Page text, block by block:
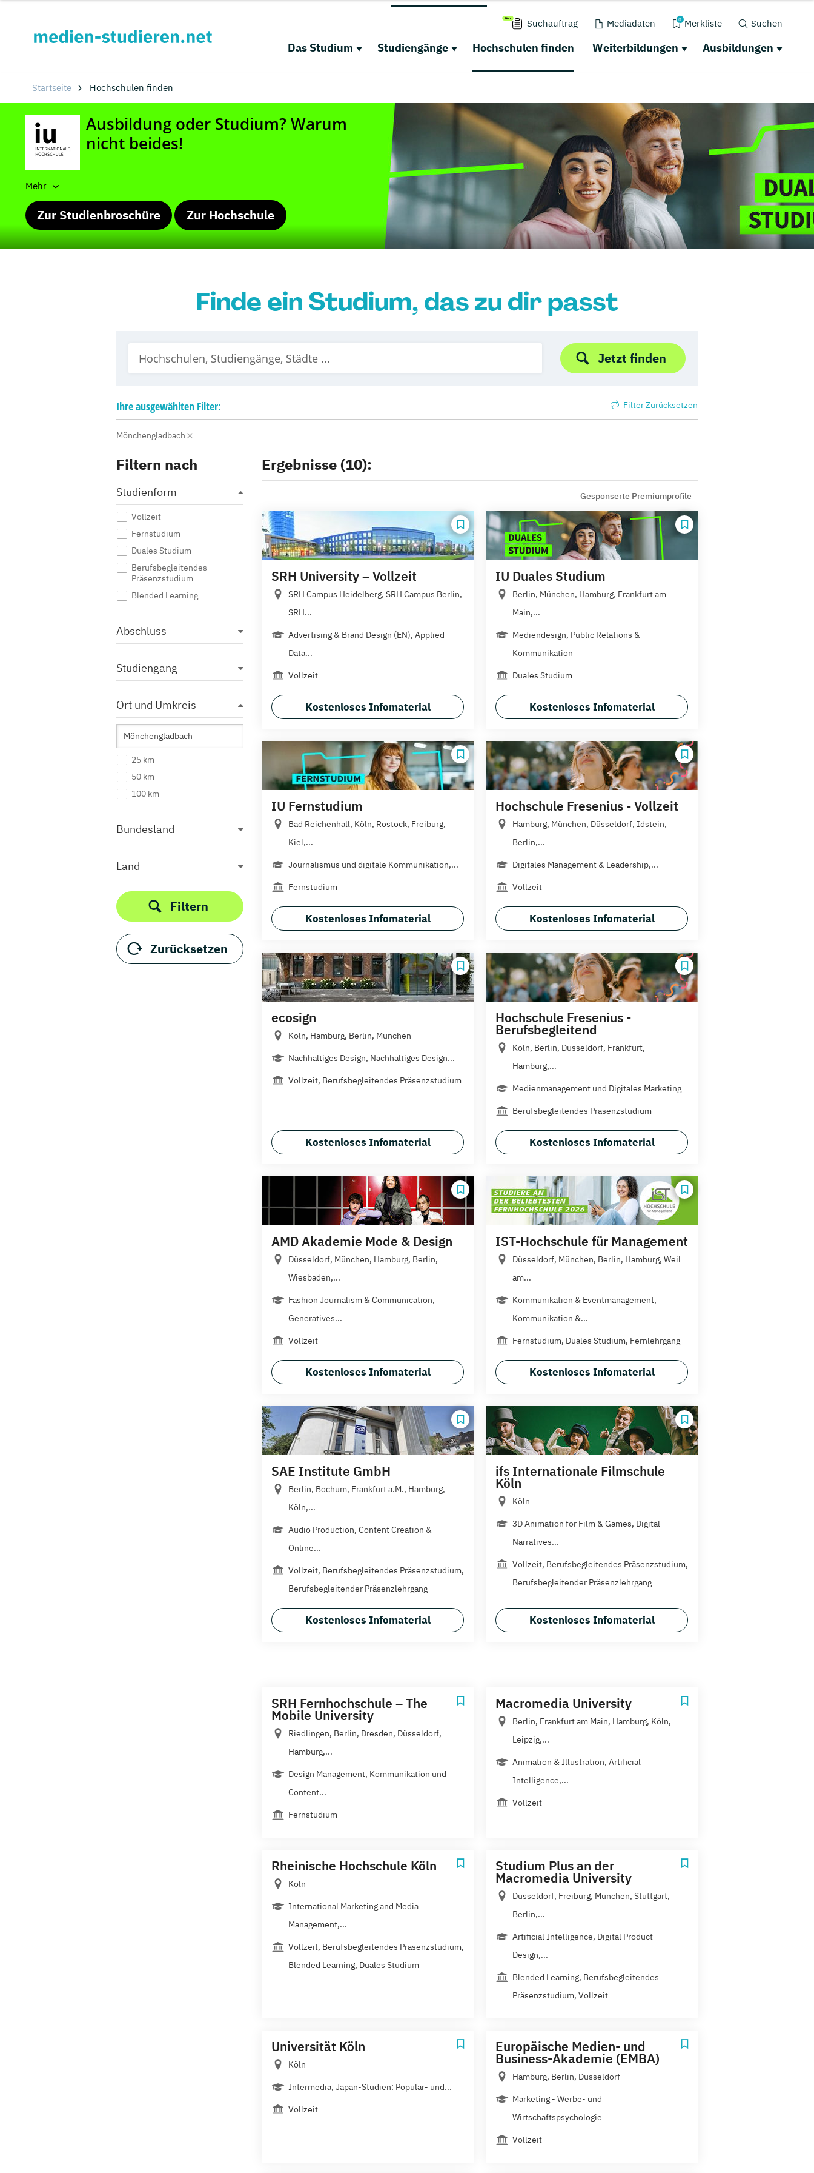
Suchauftrag Mediadaten 0 Merkliste Suchen
Das Studium Studiengänge Hochschulen finden Weiterbildungen Ausbildungen
Startseite Hochschulen finden
Mehr
Zur Studienbroschüre Zur Hochschule
Finde ein Studium, das zu dir passt
Jetzt finden
Ihreausgewählten Filter: Filter Zurücksetzen
Mönchengladbach
Filtern nach
Studienform
Vollzeit
Fernstudium
Duales Studium
Berufsbegleitendes
Präsenzstudium
Blended Learning
Abschluss
Studiengang
Ort und Umkreis
25 km
50 km
100 km
Bundesland
Land
Filtern
Zurücksetzen
Ergebnisse (10):
Gesponserte Premiumprofile
SRH University – Vollzeit
SRH Campus Heidelberg, SRH Campus Berlin,
SRH...
Advertising & Brand Design (EN), Applied
Data...
Vollzeit
Kostenloses Infomaterial
IU Duales Studium
Berlin, München, Hamburg, Frankfurt am
Main,...
Mediendesign, Public Relations &
Kommunikation
Duales Studium
Kostenloses Infomaterial
IU Fernstudium
Bad Reichenhall, Köln, Rostock, Freiburg,
Kiel,...
Journalismus und digitale Kommunikation,...
Fernstudium
Kostenloses Infomaterial
Hochschule Fresenius - Vollzeit
Hamburg, München, Düsseldorf, Idstein,
Berlin,...
Digitales Management & Leadership,...
Vollzeit
Kostenloses Infomaterial
ecosign
Köln, Hamburg, Berlin, München
Nachhaltiges Design, Nachhaltiges Design...
Vollzeit, Berufsbegleitendes Präsenzstudium
Kostenloses Infomaterial
Hochschule Fresenius -
Berufsbegleitend
Köln, Berlin, Düsseldorf, Frankfurt,
Hamburg,...
Medienmanagement und Digitales Marketing
Berufsbegleitendes Präsenzstudium
Kostenloses Infomaterial
AMD Akademie Mode & Design
Düsseldorf, München, Hamburg, Berlin,
Wiesbaden,...
Fashion Journalism & Communication,
Generatives...
Vollzeit
Kostenloses Infomaterial
IST-Hochschule für Management
Düsseldorf, München, Berlin, Hamburg, Weil
am...
Kommunikation & Eventmanagement,
Kommunikation &...
Fernstudium, Duales Studium, Fernlehrgang
Kostenloses Infomaterial
SAE Institute GmbH
Berlin, Bochum, Frankfurt a.M., Hamburg,
Köln,...
Audio Production, Content Creation &
Online...
Vollzeit, Berufsbegleitendes Präsenzstudium,
Berufsbegleitender Präsenzlehrgang
Kostenloses Infomaterial
ifs Internationale Filmschule
Köln
Köln
3D Animation for Film & Games, Digital
Narratives...
Vollzeit, Berufsbegleitendes Präsenzstudium,
Berufsbegleitender Präsenzlehrgang
Kostenloses Infomaterial
SRH Fernhochschule – The
Mobile University
Riedlingen, Berlin, Dresden, Düsseldorf,
Hamburg,...
Design Management, Kommunikation und
Content...
Fernstudium
Macromedia University
Berlin, Frankfurt am Main, Hamburg, Köln,
Leipzig,...
Animation & Illustration, Artificial
Intelligence,...
Vollzeit
Rheinische Hochschule Köln
Köln
International Marketing and Media
Management,...
Vollzeit, Berufsbegleitendes Präsenzstudium,
Blended Learning, Duales Studium
Studium Plus an der
Macromedia University
Düsseldorf, Freiburg, München, Stuttgart,
Berlin,...
Artificial Intelligence, Digital Product
Design,...
Blended Learning, Berufsbegleitendes
Präsenzstudium, Vollzeit
Universität Köln
Köln
Intermedia, Japan-Studien: Populär- und...
Vollzeit
Europäische Medien- und
Business-Akademie (EMBA)
Hamburg, Berlin, Düsseldorf
Marketing - Werbe- und
Wirtschaftspsychologie
Vollzeit